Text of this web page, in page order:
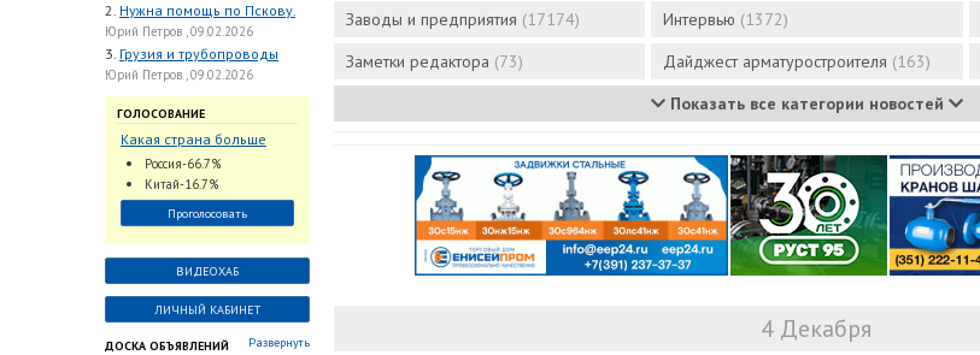
2. Нужна помощь по Пскову.
Юрий Петров , 09.02.2026
3. Грузия и трубопроводы
Юрий Петров , 09.02.2026
ГОЛОСОВАНИЕ
Какая страна больше
всего поставляет
трубопроводную
арматуру в химическую
отрасль?
Россия-66.7%
Китай-16.7%
Проголосовать
ВИДЕОХАБ
ЛИЧНЫЙ КАБИНЕТ
ДОСКА ОБЪЯВЛЕНИЙ Развернуть
Заводы и предприятия (17174) Интервью (1372)
Заметки редактора (73) Дайджест арматуростроителя (163)
Показать все категории новостей
4 Декабря